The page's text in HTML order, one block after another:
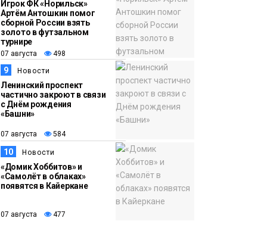
Игрок ФК «Норильск»
Артём Антошкин помог
сборной России взять
золото в футзальном
турнире
07 августа 498
9 Новости
Ленинский проспект
частично закроют в связи
с Днём рождения
«Башни»
07 августа 584
10 Новости
«Домик Хоббитов» и
«Самолёт в облаках»
появятся в Кайеркане
07 августа 477